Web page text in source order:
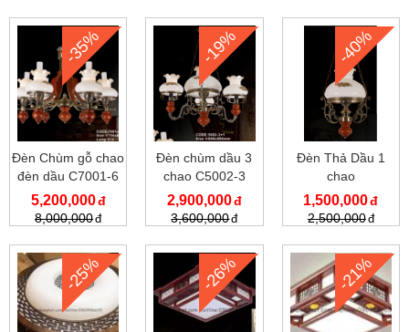
-35%
Đèn Chùm gỗ chao
đèn dầu C7001-6
5,200,000
8,000,000
-19%
Đèn chùm dầu 3
chao C5002-3
2,900,000
3,600,000
-40%
Đèn Thả Dầu 1
chao
1,500,000
2,500,000
-25% -26% -21%